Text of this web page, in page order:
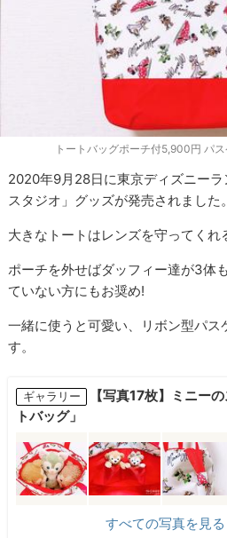
トートバッグポーチ付5,900円 パ
2020年9月28日に東京ディズニー
スタジオ」グッズが発売されました。
大きなトートはレンズを守ってくれ
ポーチを外せばダッフィー達が3体
ていない方にもお奨め!
一緒に使うと可愛い、リボン型パス
す。
ギャラリー
【写真17枚】ミニー
トバッグ」
すべての写真を見る